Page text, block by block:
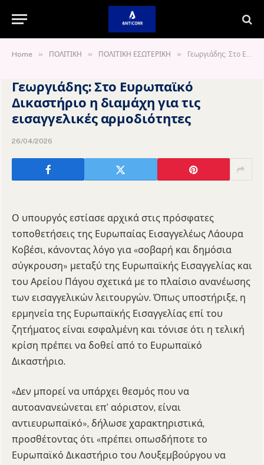
Home » ΠΟΛΙΤΙΚΗ » ΠΟΛΙΤΙΚΗ ΕΣΩΤΕΡΙΚΗ » Γεωργιάδης: Στο Ευρωπαϊκό Δικαστήριο η διαμάχη για τις εισαγγελικές αρμοδιότητες
Γεωργιάδης: Στο Ευρωπαϊκό
Δικαστήριο η διαμάχη για τις
εισαγγελικές αρμοδιότητες
26/04/2026
Ο υπουργός εστίασε αρχικά στις πρόσφατες
τοποθετήσεις της Ευρωπαίας Εισαγγελέως Λάουρα
Κοβέσι, κάνοντας λόγο για «σοβαρή και δημόσια
σύγκρουση» μεταξύ της Ευρωπαϊκής Εισαγγελίας και
του Αρείου Πάγου σχετικά με το πλαίσιο ανανέωσης
των εισαγγελικών λειτουργών. Όπως υποστήριξε, η
ερμηνεία της Ευρωπαϊκής Εισαγγελίας επί του
ζητήματος είναι εσφαλμένη και τόνισε ότι η τελική
κρίση πρέπει να δοθεί από το Ευρωπαϊκό
Δικαστήριο.
«Δεν μπορεί να υπάρχει θεσμός που να
αυτοανανεώνεται επ’ αόριστον, είναι
αντιευρωπαϊκό», δήλωσε χαρακτηριστικά,
προσθέτοντας ότι «πρέπει οπωσδήποτε το
Ευρωπαϊκό Δικαστήριο του Λουξεμβούργου να